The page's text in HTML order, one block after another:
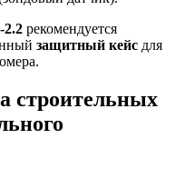
рекомендуется
защитный кейс для
строительных